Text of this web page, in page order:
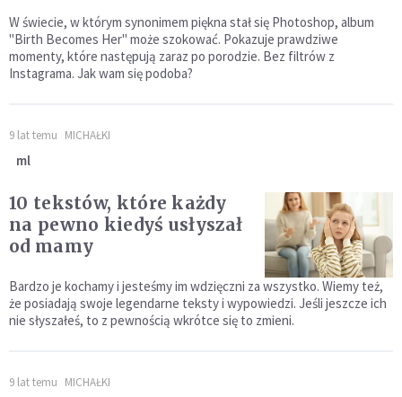
W świecie, w którym synonimem piękna stał się Photoshop, album
"Birth Becomes Her" może szokować. Pokazuje prawdziwe
momenty, które następują zaraz po porodzie. Bez filtrów z
Instagrama. Jak wam się podoba?
9 lat temu MICHAŁKI
ml
10 tekstów, które każdy
na pewno kiedyś usłyszał
od mamy
Bardzo je kochamy i jesteśmy im wdzięczni za wszystko. Wiemy też,
że posiadają swoje legendarne teksty i wypowiedzi. Jeśli jeszcze ich
nie słyszałeś, to z pewnością wkrótce się to zmieni.
9 lat temu MICHAŁKI